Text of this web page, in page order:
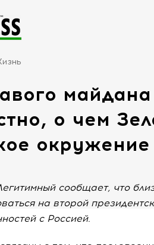
о чем
окружение
сообщает, что
на второй
с Россией.